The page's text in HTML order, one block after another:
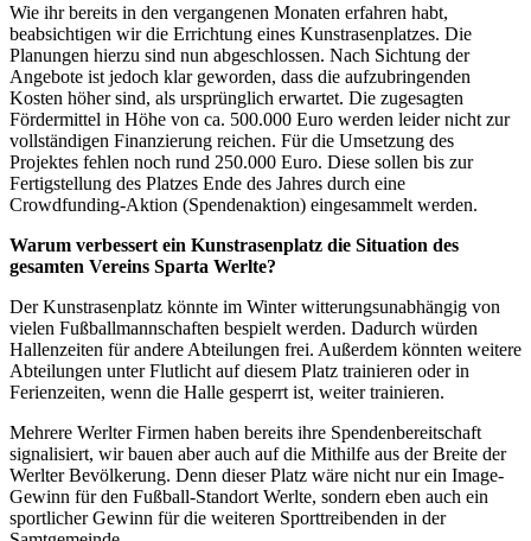
Wie ihr bereits in den vergangenen Monaten erfahren habt,
beabsichtigen wir die Errichtung eines Kunstrasenplatzes. Die
Planungen hierzu sind nun abgeschlossen. Nach Sichtung der
Angebote ist jedoch klar geworden, dass die aufzubringenden
Kosten höher sind, als ursprünglich erwartet. Die zugesagten
Fördermittel in Höhe von ca. 500.000 Euro werden leider nicht zur
vollständigen Finanzierung reichen. Für die Umsetzung des
Projektes fehlen noch rund 250.000 Euro. Diese sollen bis zur
Fertigstellung des Platzes Ende des Jahres durch eine
Crowdfunding-Aktion (Spendenaktion) eingesammelt werden.
Warum verbessert ein Kunstrasenplatz die Situation des
gesamten Vereins Sparta Werlte?
Der Kunstrasenplatz könnte im Winter witterungsunabhängig von
vielen Fußballmannschaften bespielt werden. Dadurch würden
Hallenzeiten für andere Abteilungen frei. Außerdem könnten weitere
Abteilungen unter Flutlicht auf diesem Platz trainieren oder in
Ferienzeiten, wenn die Halle gesperrt ist, weiter trainieren.
Mehrere Werlter Firmen haben bereits ihre Spendenbereitschaft
signalisiert, wir bauen aber auch auf die Mithilfe aus der Breite der
Werlter Bevölkerung. Denn dieser Platz wäre nicht nur ein Image-
Gewinn für den Fußball-Standort Werlte, sondern eben auch ein
sportlicher Gewinn für die weiteren Sporttreibenden in der